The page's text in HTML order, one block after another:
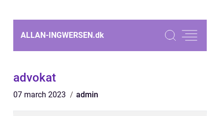
ALLAN-INGWERSEN.dk
advokat
07 march 2023 admin